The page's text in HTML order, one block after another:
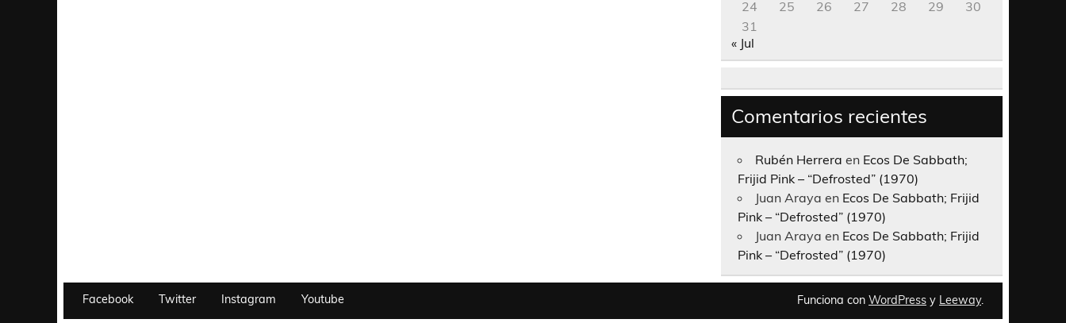
24
25 26 27 28 29
30
31
« Jul
Comentarios recientes
Rubén Herrera en Ecos De Sabbath;
Frijid Pink – “Defrosted” (1970)
Juan Araya en Ecos De Sabbath; Frijid
Pink – “Defrosted” (1970)
Juan Araya en Ecos De Sabbath; Frijid
Pink – “Defrosted” (1970)
Facebook Twitter Instagram Youtube Funciona con WordPress y Leeway.